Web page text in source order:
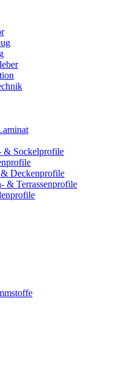
& Sockelprofile
Deckenprofile
& Terrassenprofile